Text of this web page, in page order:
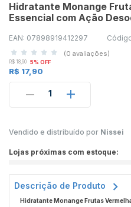
Hidratante Monange
Essencial com Ação
EAN: 07898919412297
(0 avaliações)
R$ 18,90 5% OFF
R$ 17,90
1
Vendido e distribuído por Nissei
Lojas próximas com estoque:
Descrição de Produto
Hidratante Monange Frutas